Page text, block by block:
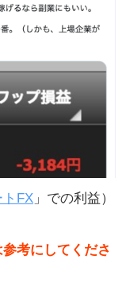
トFX 」での利益）
考にしてくださ